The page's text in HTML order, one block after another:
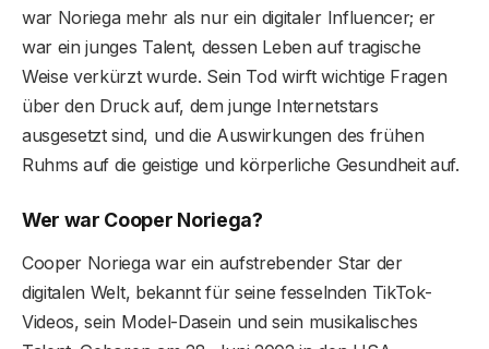
war Noriega mehr als nur ein digitaler Influencer; er
war ein junges Talent, dessen Leben auf tragische
Weise verkürzt wurde. Sein Tod wirft wichtige Fragen
über den Druck auf, dem junge Internetstars
ausgesetzt sind, und die Auswirkungen des frühen
Ruhms auf die geistige und körperliche Gesundheit auf.
Wer war Cooper Noriega?
Cooper Noriega war ein aufstrebender Star der
digitalen Welt, bekannt für seine fesselnden TikTok-
Videos, sein Model-Dasein und sein musikalisches